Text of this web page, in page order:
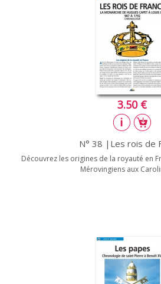
3.50 €
N° 38 |Les rois de
Découvrez les origines de la royauté en
Mérovingiens aux